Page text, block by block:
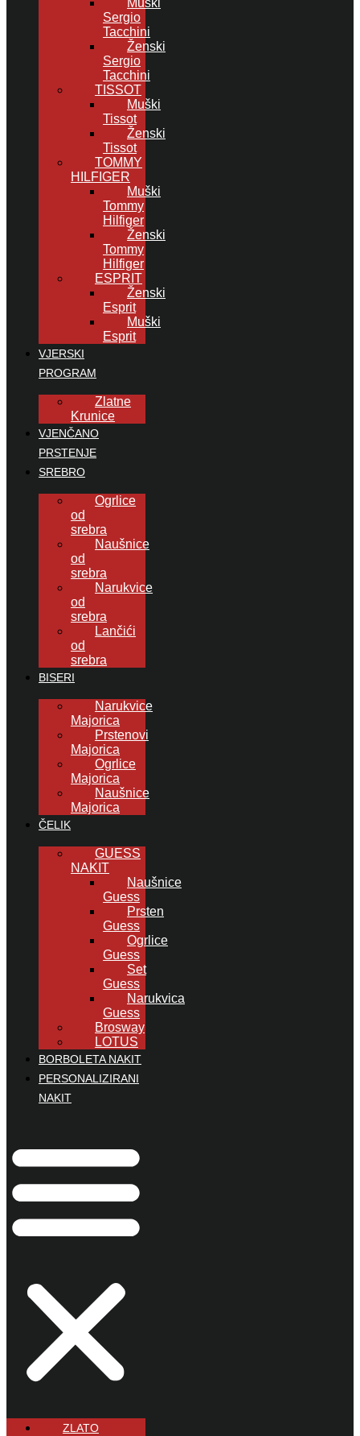
Muški
Sergio
Tacchini
Ženski
Sergio
Tacchini
TISSOT
Muški
Tissot
Ženski
Tissot
TOMMY
HILFIGER
Muški
Tommy
Hilfiger
Ženski
Tommy
Hilfiger
ESPRIT
Ženski
Esprit
Muški
Esprit
VJERSKI
PROGRAM
Zlatne
Krunice
VJENČANO
PRSTENJE
SREBRO
Ogrlice
od
srebra
Naušnice
od
srebra
Narukvice
od
srebra
Lančići
od
srebra
BISERI
Narukvice
Majorica
Prstenovi
Majorica
Ogrlice
Majorica
Naušnice
Majorica
ČELIK
GUESS
NAKIT
Naušnice
Guess
Prsten
Guess
Ogrlice
Guess
Set
Guess
Narukvica
Guess
Brosway
LOTUS
BORBOLETA NAKIT
PERSONALIZIRANI
NAKIT
ZLATO